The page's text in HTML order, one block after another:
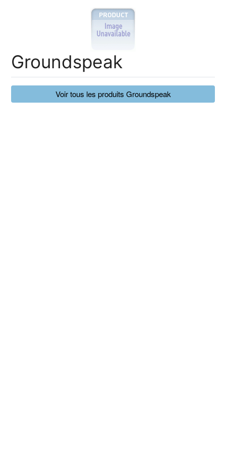
Groundspeak
Voir tous les produits Groundspeak